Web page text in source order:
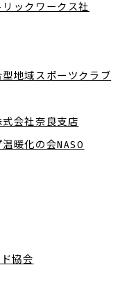
ックワークス社
地域スポーツクラブ
会社奈良支店
暖化の会NASO
協会